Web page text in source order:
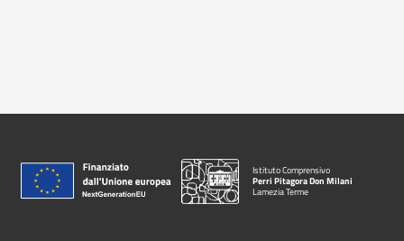
Istituto Comprensivo
Perri Pitagora Don Milani
Lamezia Terme